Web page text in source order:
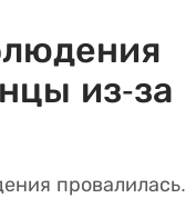
из-за
провалилась.